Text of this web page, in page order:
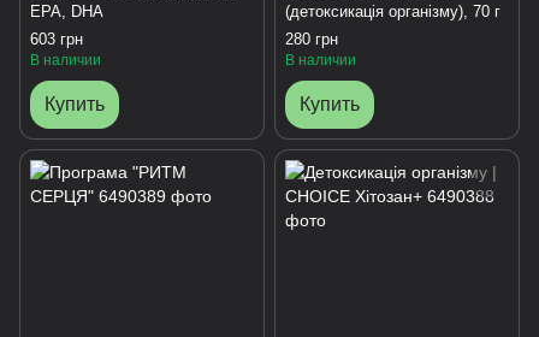
EPA, DHA
603 грн
В наличии
Купить
(детоксикація організму), 70 г
280 грн
В наличии
Купить